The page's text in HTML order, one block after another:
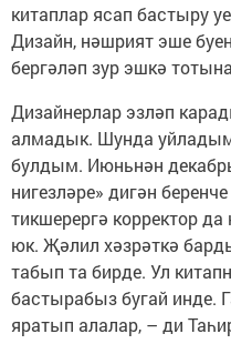
китаплар ясап бастыру
Дизайн, нәшрият эше
бергәләп зур эшкә
Дизайнерлар эзләп
алмадык. Шунда
булдым. Июньнән
нигезләре» дигән
тикшерергә корректор
юк. Җәлил хәзрәткә
табып та бирде. Ул
бастырабыз бугай инде.
яратып алалар, – ди